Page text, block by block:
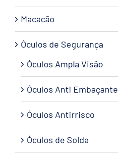
Macacão
Óculos de Segurança
Óculos Ampla Visão
Óculos Anti Embaçante
Óculos Antirrisco
Óculos de Solda